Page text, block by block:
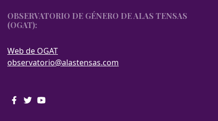
OBSERVATORIO DE GÉNERO DE ALAS TENSAS
(OGAT):
Web de OGAT
observatorio@alastensas.com